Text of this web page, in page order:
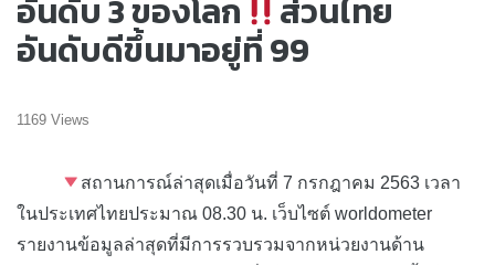
อันดับ 3 ของโลก ส่วนไทย
อันดับดีขึ้นมาอยู่ที่ 99
1169 Views
สถานการณ์ล่าสุดเมื่อวันที่ 7 กรกฎาคม 2563 เวลา
ในประเทศไทยประมาณ 08.30 น. เว็บไซต์ worldometer
รายงานข้อมูลล่าสุดที่มีการรวบรวมจากหน่วยงานด้าน